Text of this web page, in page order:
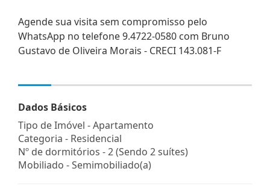
Agende sua visita sem compromisso pelo
WhatsApp no telefone 9.4722-0580 com Bruno
Gustavo de Oliveira Morais - CRECI 143.081-F
Dados Básicos
Tipo de Imóvel - Apartamento
Categoria - Residencial
Nº de dormitórios - 2 (Sendo 2 suítes)
Mobiliado - Semimobiliado(a)